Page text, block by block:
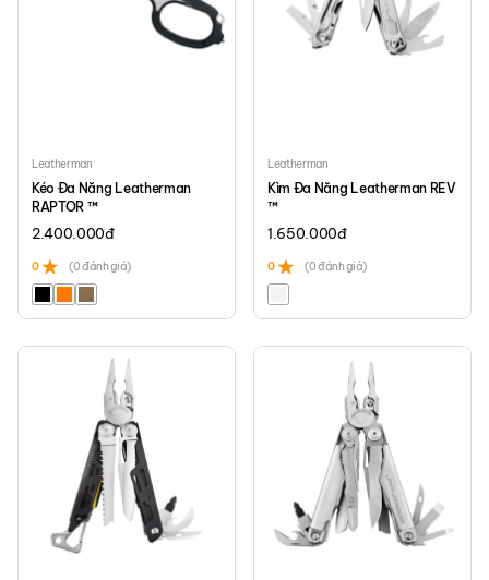
Leatherman
Kéo Đa Năng Leatherman
RAPTOR ™
2.400.000đ
0 (0 đánh giá)
Leatherman
Kìm Đa Năng Leatherman REV
™
1.650.000đ
0 (0 đánh giá)